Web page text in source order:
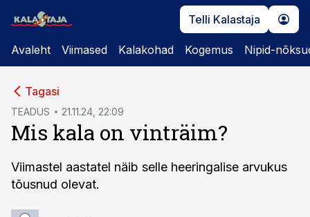
Telli Kalastaja
Avaleht Viimased Kalakohad Kogemus Nipid-
Tagasi
TEADUS 21.11.24, 22:09
Mis kala on vinträim?
Viimastel aastatel näib selle heeringalise arvukus
tõusnud olevat.